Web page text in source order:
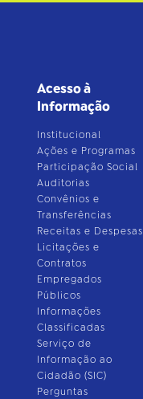
Acesso à
Informação
Institucional
Ações e Programas
Participação Social
Auditorias
Convênios e
Transferências
Receitas e Despesas
Licitações e
Contratos
Empregados
Públicos
Informações
Classificadas
Serviço de
Informação ao
Cidadão (SIC)
Perguntas